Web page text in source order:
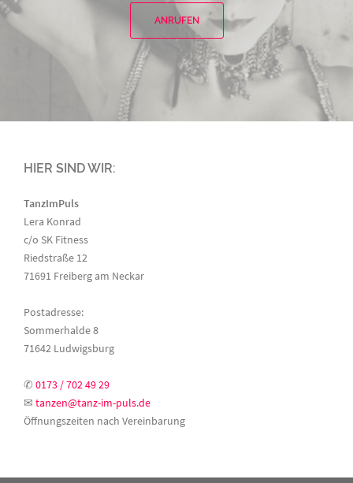
ANRUFEN
HIER SIND WIR:
TanzImPuls
Lera Konrad
c/o SK Fitness
Riedstraße 12
71691 Freiberg am Neckar
Postadresse:
Sommerhalde 8
71642 Ludwigsburg
✆ 0173 / 702 49 29
✉ tanzen@tanz-im-puls.de
Öffnungszeiten nach Vereinbarung